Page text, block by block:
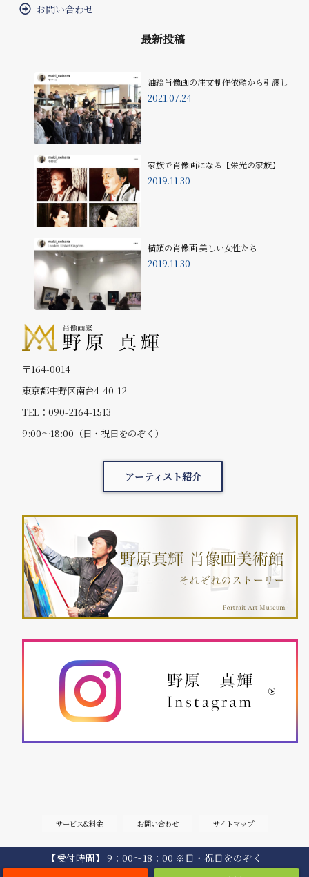
【受付時間】 9：00〜18：00 ※日・祝日をのぞく
お問い合わせ
最新投稿
油絵肖像画の注文制作依頼から引渡し
2021.07.24
家族で肖像画になる【栄光の家族】
2019.11.30
横顔の肖像画 美しい女性たち
2019.11.30
〒164-0014
東京都中野区南台4-40-12
TEL：090-2164-1513
9:00～18:00（日・祝日をのぞく）
アーティスト紹介
サービス&料金 お問い合わせ サイトマップ